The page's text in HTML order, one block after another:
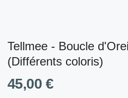
Tellmee - Boucle
(Différents coloris)
45,00 €